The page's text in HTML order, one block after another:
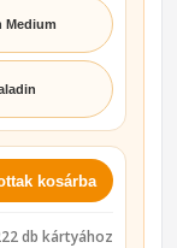
Medium
kosárba
db kártyához